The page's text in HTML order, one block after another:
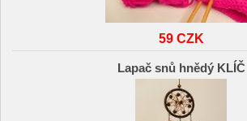
59 CZK
Lapač snů hnědý KLÍČ